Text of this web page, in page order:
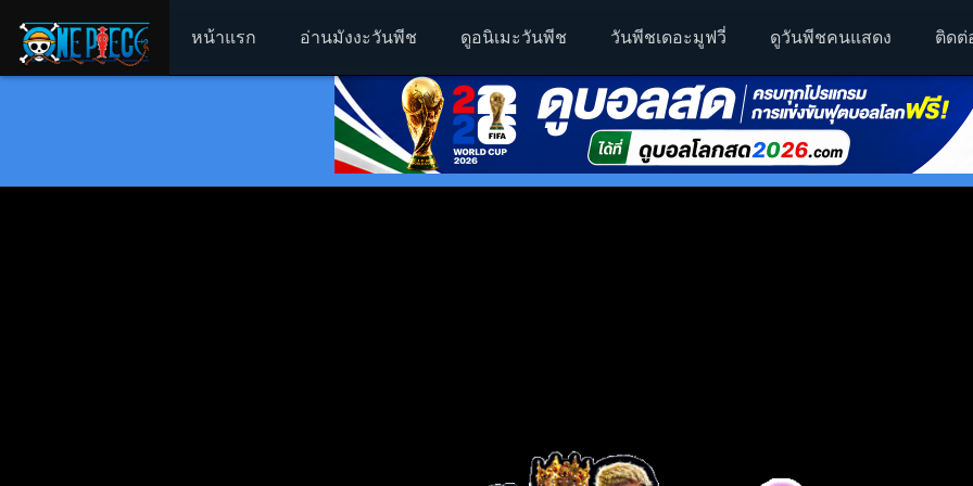
หน้าแรก อ่านมังงะวันพีช ดูอนิเมะวันพีช วันพีชเดอะมูฟวี่ ดูวันพีชคนแสดง ติดต่